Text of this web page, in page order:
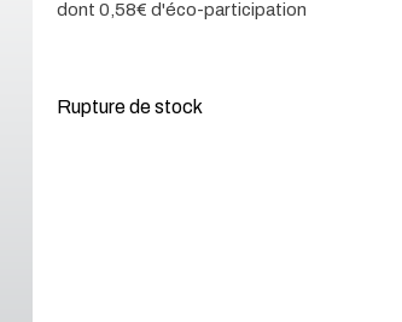
dont 0,58€ d'éco-participation
Rupture de stock